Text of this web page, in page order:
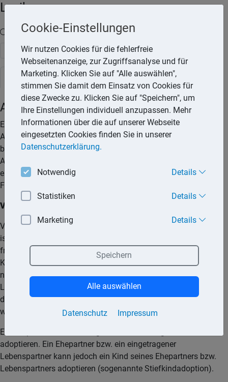
Lexika
Volltext-Suche in den Lexika
Suchen
Rechtslexikon
Adoption
Eine Adoption ist sowohl für das Kind als auch für die
Adoptiveltern ein einschneidendes Ereignis. Für das Kind
beginnt damit ein Leben in einer neuen Familie. Für die
Adoptiveltern besteht durch die Adoption Gelegenheit, eine
eigene Familie zu gründen und einem Kind ein Leben in der
Familie zu ermöglichen.
Voraussetzungen
Voraussetzung für die Adoption eines minderjährigen Kindes
ist zunächst, dass die leiblichen Eltern das Kind zur Adoption
freigeben. Die Einwilligung kann erst erteilt werden, wenn das
Kind acht Wochen alt ist. Die Adoption muss für das Kind zu
nachhaltig besseren persönlichen und rechtlichen
Lebensbedingungen führen und seine Interessen dürfen
durch die eigenen Kinder des Annehmenden nicht gefährdet
werden.
Ein Ehepaar kann ein Kind grundsätzlich nur gemeinsam
adoptieren. Ein Ehepartner bzw. ein eingetragener
Lebenspartner kann jedoch ein Kind seines Ehepartners bzw.
Lebenspartners adoptieren (sogenannte Stiefkindadoption).
Cookie-Einstellungen
Wir nutzen Cookies für die fehlerfreie
Webseitenanzeige, zur Zugriffsanalyse und für
Marketing. Klicken Sie auf "Alle auswählen",
stimmen Sie damit dem Einsatz von Cookies für
diese Zwecke zu. Klicken Sie auf "Speichern", um
Ihre Einstellungen individuell anzupassen. Mehr
Informationen über die auf unserer Webseite
eingesetzten Cookies finden Sie in unserer
Datenschutzerklärung.
Notwendig Details
Statistiken Details
Marketing Details
Datenschutz Impressum
Speichern
Alle auswählen